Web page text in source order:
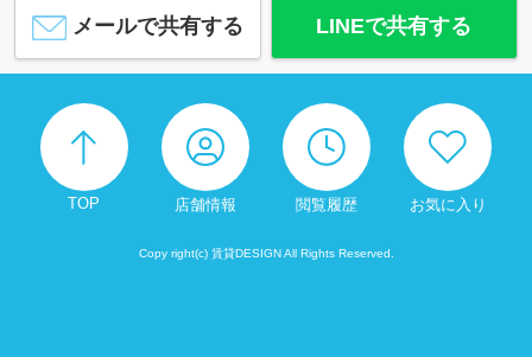
メールで共有する LINEで共有する
TOP 店舗情報 閲覧履歴 お気に入り
Copy right(c) 賃貸DESIGN All Rights Reserved.